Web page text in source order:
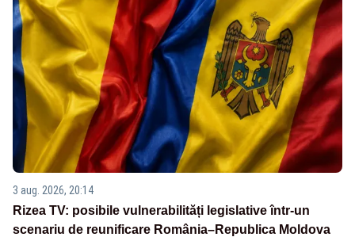
3 aug. 2026, 20:14
Rizea TV: posibile vulnerabilități legislative într-un
scenariu de reunificare România–Republica Moldova